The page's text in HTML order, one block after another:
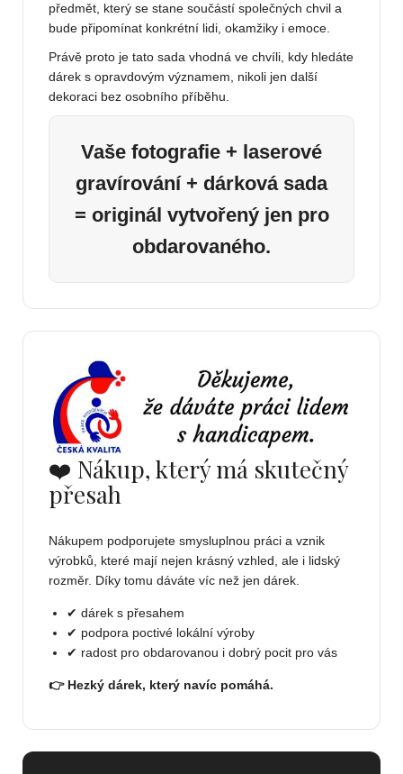
předmět, který se stane součástí společných chvil a
bude připomínat konkrétní lidi, okamžiky i emoce.
Právě proto je tato sada vhodná ve chvíli, kdy hledáte
dárek s opravdovým významem, nikoli jen další
dekoraci bez osobního příběhu.
Vaše fotografie + laserové
gravírování + dárková sada
= originál vytvořený jen pro
obdarovaného.
❤️ Nákup, který má skutečný
přesah
Nákupem podporujete smysluplnou práci a vznik
výrobků, které mají nejen krásný vzhled, ale i lidský
rozměr. Díky tomu dáváte víc než jen dárek.
✔ dárek s přesahem
✔ podpora poctivé lokální výroby
✔ radost pro obdarovanou i dobrý pocit pro vás
👉 Hezký dárek, který navíc pomáhá.